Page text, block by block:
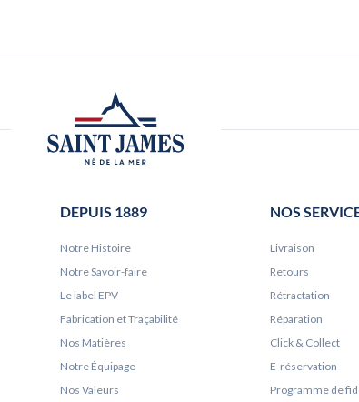
DEPUIS 1889
Notre Histoire
Notre Savoir-faire
Le label EPV
Fabrication et Traçabilité
Nos Matières
Notre Équipage
Nos Valeurs
NOS
Livraison
Retours
Rétractation
Réparation
Click & Collect
E-réservation
Programme de